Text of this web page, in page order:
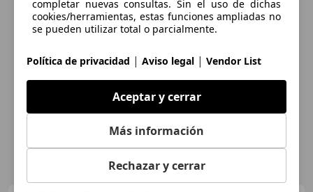
completar nuevas consultas. Sin el uso de dichas
cookies/herramientas, estas funciones ampliadas no
se pueden utilizar total o parcialmente.
Política de privacidad | Aviso legal | Vendor List
Aceptar y cerrar
Más información
Rechazar y cerrar